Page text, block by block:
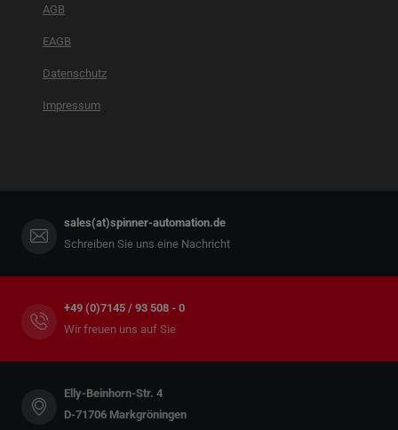
AGB
EAGB
Datenschutz
Impressum
sales(at)spinner-automation.de
Schreiben Sie uns eine Nachricht
+49 (0)7145 / 93 508 - 0
Wir freuen uns auf Sie
Elly-Beinhorn-Str. 4
D-71706 Markgröningen